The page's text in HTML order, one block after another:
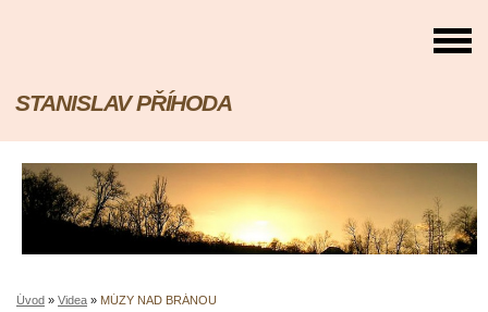
STANISLAV PŘÍHODA
Úvod » Videa » MÚZY NAD BRÁNOU